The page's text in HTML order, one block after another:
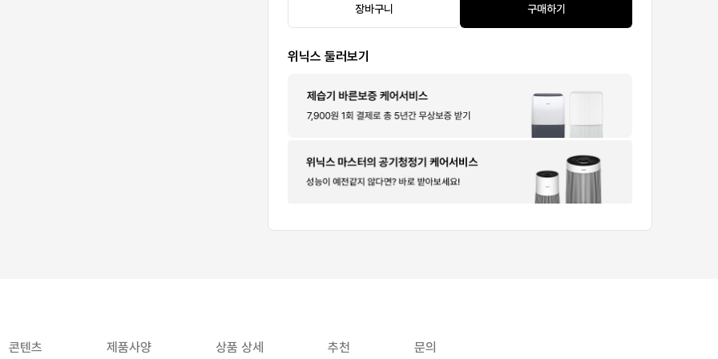
장바구니 구매하기
위닉스 둘러보기
콘텐츠 제품사양 상품 상세 추천 문의